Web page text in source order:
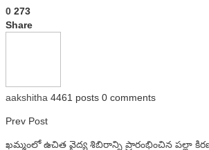
0 273
Share
aakshitha 4461 posts 0 comments
Prev Post
ఖమ్మంలో ఉచిత వైద్య శిబిరాన్ని ప్రారంభించిన పల్లా